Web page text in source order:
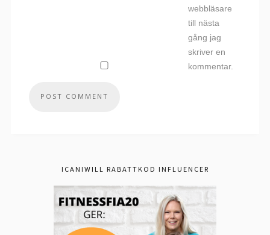
webbläsare
till nästa
gång jag
skriver en
kommentar.
ICANIWILL RABATTKOD INFLUENCER